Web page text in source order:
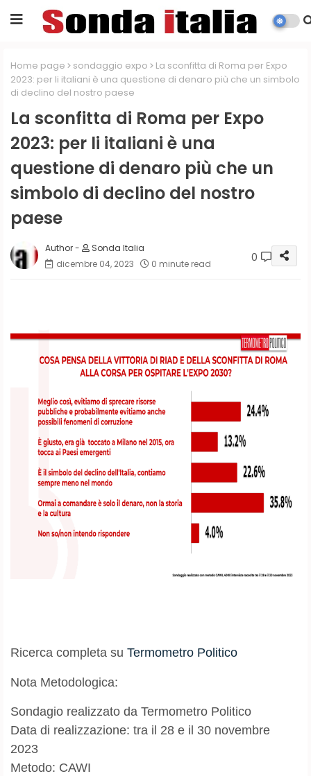
Home page sondaggio expo
La sconfitta di Roma per Expo
2023: per li italiani è una questione di denaro più che un simbolo
di declino del nostro paese
La sconfitta di Roma per Expo
2023: per li italiani è una
questione di denaro più che un
simbolo di declino del nostro
paese
Sonda Italia
dicembre 04, 2023
0 minute read 0
Ricerca completa su Termometro Politico
Nota Metodologica:
Sondagio realizzato da Termometro Politico
Data di realizzazione: tra il 28 e il 30 novembre
2023
Metodo: CAWI